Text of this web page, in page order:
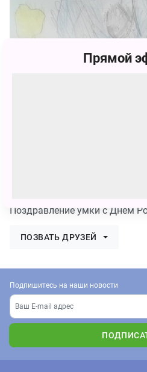
Поздравление умки с Днем
ПОЗВАТЬ ДРУЗЕЙ
Подпишитесь на наши новости
Прямой